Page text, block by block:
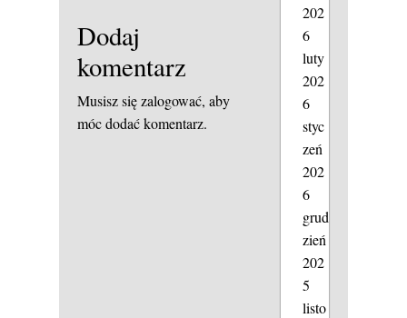
Dodaj
komentarz
Musisz sięzalogować, aby
móc dodać komentarz.
202
6
luty
202
6
styc
zeń
202
6
grud
zień
202
5
listo